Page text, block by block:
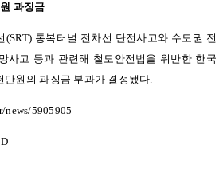
과징금
(SRT) 통복터널 전차선 단전사고와 수도권 전
사고 등과 관련해 철도안전법을 위반한 한국
만원의 과징금 부과가 결정됐다.
news/5905905